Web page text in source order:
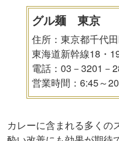
グル麺 東京
住所：東京都千代
東海道新幹線18・
電話：03－3201－
営業時間：6:45～
カレーに含まれる多くの